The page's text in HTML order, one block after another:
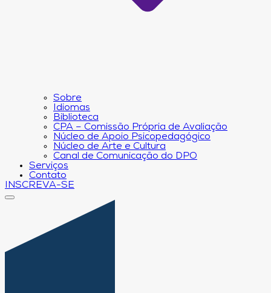
Sobre
Idiomas
Biblioteca
CPA – Comissão Própria de Avaliação
Núcleo de Apoio Psicopedagógico
Núcleo de Arte e Cultura
Canal de Comunicação do DPO
Serviços
Contato
INSCREVA-SE